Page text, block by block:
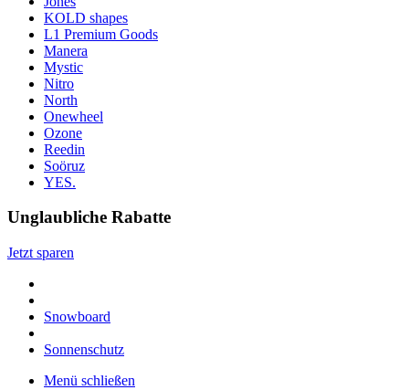
KOLD shapes
L1 Premium Goods
Manera
Mystic
Nitro
North
Onewheel
Ozone
Reedin
Soöruz
YES.
Unglaubliche Rabatte
Jetzt sparen
Snowboard
Sonnenschutz
Menü schließen